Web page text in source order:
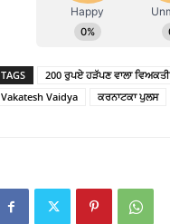
TAGS 200 ਰੁਪਏ ਹੜੱਪਣ ਵਾਲਾ ਵਿਅਕਤੀ
Vakatesh Vaidya
ਕਰਨਾਟਕਾ ਪੁਲਸ